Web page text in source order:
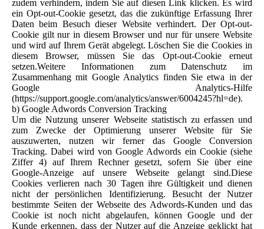
zudem verhindern, indem Sie auf diesen Link klicken. Es wird
ein Opt-out-Cookie gesetzt, das die zukünftige Erfassung Ihrer
Daten beim Besuch dieser Website verhindert. Der Opt-out-
Cookie gilt nur in diesem Browser und nur für unsere Website
und wird auf Ihrem Gerät abgelegt. Löschen Sie die Cookies in
diesem Browser, müssen Sie das Opt-out-Cookie erneut
setzen.Weitere Informationen zum Datenschutz im
Zusammenhang mit Google Analytics finden Sie etwa in der
Google Analytics-Hilfe
(https://support.google.com/analytics/answer/6004245?hl=de).
b) Google Adwords Conversion Tracking
Um die Nutzung unserer Webseite statistisch zu erfassen und
zum Zwecke der Optimierung unserer Website für Sie
auszuwerten, nutzen wir ferner das Google Conversion
Tracking. Dabei wird von Google Adwords ein Cookie (siehe
Ziffer 4) auf Ihrem Rechner gesetzt, sofern Sie über eine
Google-Anzeige auf unsere Webseite gelangt sind.Diese
Cookies verlieren nach 30 Tagen ihre Gültigkeit und dienen
nicht der persönlichen Identifizierung. Besucht der Nutzer
bestimmte Seiten der Webseite des Adwords-Kunden und das
Cookie ist noch nicht abgelaufen, können Google und der
Kunde erkennen, dass der Nutzer auf die Anzeige geklickt hat